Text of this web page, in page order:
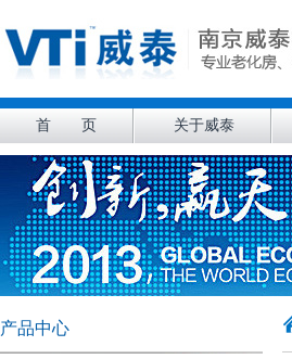
首 页 关于威泰
产品中心